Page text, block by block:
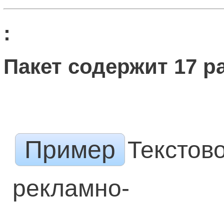
:
Пакет содержит 17
Пример
рекламно-